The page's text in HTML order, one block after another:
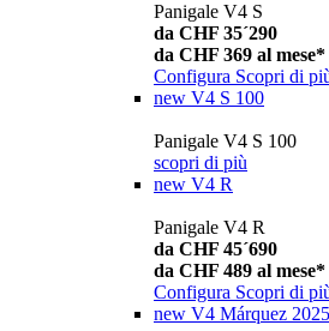
Panigale V4 S
da CHF 35´290
da CHF 369 al mese*
Configura Scopri di
new V4 S 100
Panigale V4 S 100
scopri di più
new V4 R
Panigale V4 R
da CHF 45´690
da CHF 489 al mese*
Configura Scopri di
new V4 Márquez